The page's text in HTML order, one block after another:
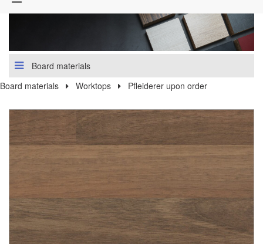
Board materials
Board materials
Worktops Pfleiderer upon order